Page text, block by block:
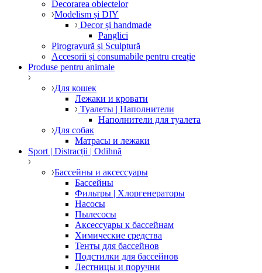
Decorarea obiectelor
Modelism și DIY
Decor și handmade
Panglici
Pirogravură și Sculptură
Accesorii și consumabile pentru creație
Produse pentru animale
Для кошек
Лежаки и кровати
Туалеты | Наполнители
Наполнители для туалета
Для собак
Матрасы и лежаки
Sport | Distracții | Odihnă
Бассейны и аксессуары
Бассейны
Фильтры | Хлоргенераторы
Насосы
Пылесосы
Аксессуары к бассейнам
Химические средства
Тенты для бассейнов
Подстилки для бассейнов
Лестницы и поручни